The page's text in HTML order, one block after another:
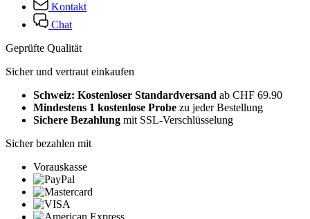
Kontakt
Chat
Geprüfte Qualität
Sicher und vertraut einkaufen
Schweiz: Kostenloser Standardversand ab CHF 69.90
Mindestens 1 kostenlose Probe zu jeder Bestellung
Sichere Bezahlung mit SSL-Verschlüsselung
Sicher bezahlen mit
Vorauskasse